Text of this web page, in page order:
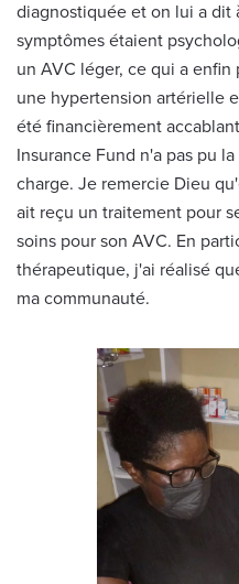
diagnostiquée et on lui a dit
symptômes étaient
un AVC léger, ce qui a
une hypertension artérielle
été financièrement
Insurance Fund n'a pas pu
charge. Je remercie Dieu
ait reçu un traitement pour
soins pour son AVC. En
thérapeutique, j'ai réalisé
ma communauté.